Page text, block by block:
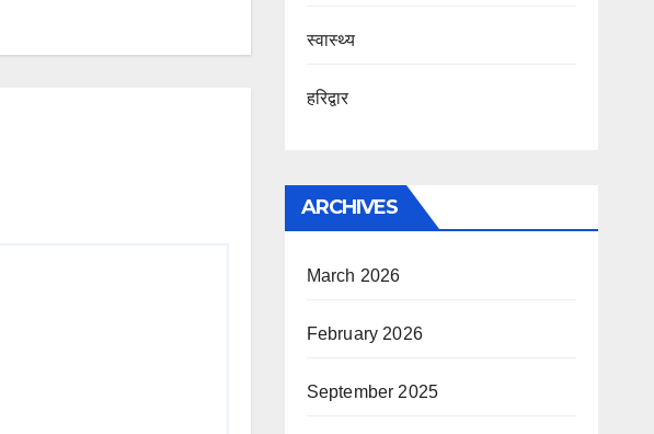
स्वास्थ्य
हरिद्वार
ARCHIVES
March 2026
February 2026
September 2025